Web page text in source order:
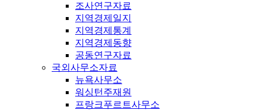
조사연구자료
지역경제일지
지역경제통계
지역경제동향
공동연구자료
국외사무소자료
뉴욕사무소
워싱턴주재원
프랑크푸르트사무소